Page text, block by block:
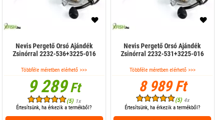
Nevis Pergető Orsó Ajándék
Zsinórral 2232-536+3225-016
Többféle méretben elérhető >>>
9 289Ft
(5) 1x
Értesítsünk, ha érkezik a termékből?
Nevis Pergető Orsó Ajándék
Zsinórral 2232-531+3225-016
Többféle méretben elérhető >>>
8 989 Ft
(5) 4x
Értesítsünk, ha érkezik a termékből?